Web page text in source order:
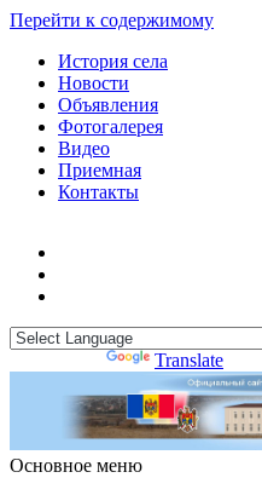
Перейти к содержимому
История села
Новости
Объявления
Фотогалерея
Видео
Приемная
Контакты
Translate
Основное меню